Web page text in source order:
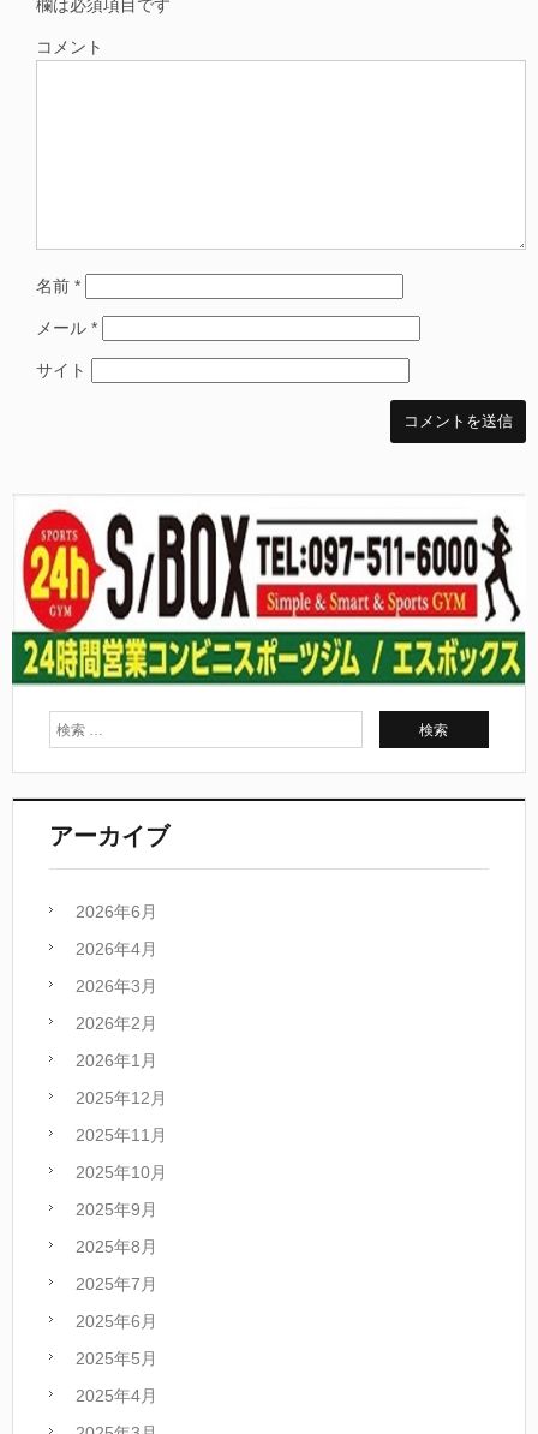
欄は必須項目です
コメント
名前 *
メール *
サイト
アーカイブ
2026年6月
2026年4月
2026年3月
2026年2月
2026年1月
2025年12月
2025年11月
2025年10月
2025年9月
2025年8月
2025年7月
2025年6月
2025年5月
2025年4月